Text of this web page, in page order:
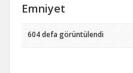
Emniyet
604 defa görüntülendi